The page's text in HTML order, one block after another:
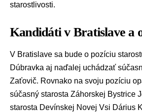
starostlivosti.
Kandidáti v Bratislave a
V Bratislave sa bude o pozíciu
Dúbravka aj naďalej uchádzať
Zaťovič. Rovnako na svoju pozíciu
súčasný starosta Záhorskej Bystrice
starosta Devínskej Novej Vsi Dárius